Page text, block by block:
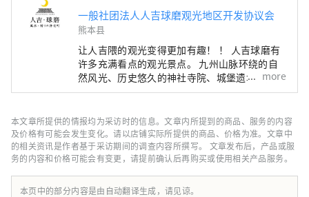
一般社团法人人吉球磨观光地区开发协议会
熊本县
让人吉隈的观光变得更加有趣！ ！ 人吉球磨有
许多充满看点的观光景点。 九州山脉环绕的自
然风光、历史悠久的神社寺院、城堡遗址​​和历史
遗迹。 可以与家人和朋友共度时光的公园和设
动和节日等。 信息丰富，让您在人吉球磨的观
光更加愉快。 请与您的家人和朋友一起来拜访
我们。 （暂定的）
more
本文章所提供的情报均为采访时的信息。文章内所提到的商品、服务的内容
及价格有可能会发生变化。请以店铺实际所提供的商品、价格为准。文章中
的相关资讯是作者基于采访期间的调查内容所撰写。 文章发布后，产品或服
务的内容和价格可能会有变更，请提前确认后再购买或使用相关产品服务。
本页中的部分内容是由自动翻译生成，请见谅。